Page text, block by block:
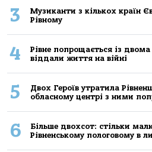
3
Музиканти з кількох країн
Рівному
4
Рівне попрощається із
віддали життя на війні
5
Двох Героїв утратила
обласному центрі з ними
6
Більше двохсот: стільки
Рівненському пологовому в